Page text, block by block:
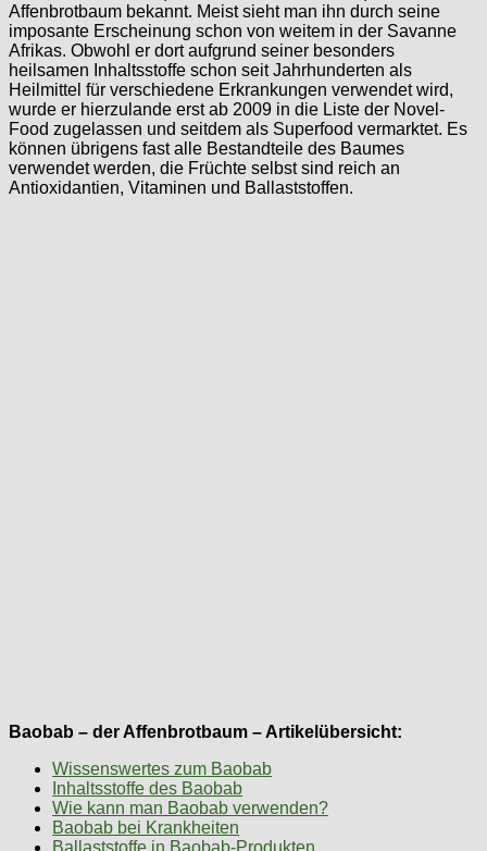
Affenbrotbaum bekannt. Meist sieht man ihn durch seine
imposante Erscheinung schon von weitem in der Savanne
Afrikas. Obwohl er dort aufgrund seiner besonders
heilsamen Inhaltsstoffe schon seit Jahrhunderten als
Heilmittel für verschiedene Erkrankungen verwendet wird,
wurde er hierzulande erst ab 2009 in die Liste der Novel-
Food zugelassen und seitdem als Superfood vermarktet. Es
können übrigens fast alle Bestandteile des Baumes
verwendet werden, die Früchte selbst sind reich an
Antioxidantien, Vitaminen und Ballaststoffen.
Baobab – der Affenbrotbaum – Artikelübersicht:
Wissenswertes zum Baobab
Inhaltsstoffe des Baobab
Wie kann man Baobab verwenden?
Baobab bei Krankheiten
Ballaststoffe in Baobab-Produkten